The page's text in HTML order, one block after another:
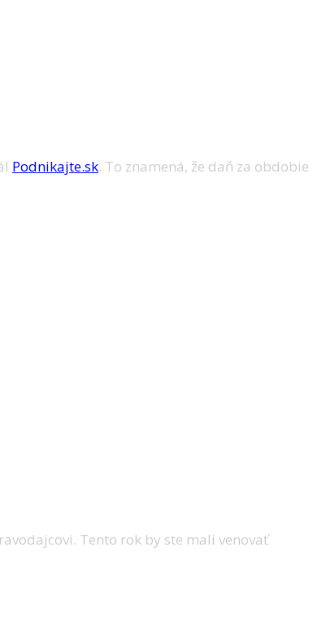
Podnikajte.sk. To znamená, že daň za obdobie
Tento rok by ste mali venovať